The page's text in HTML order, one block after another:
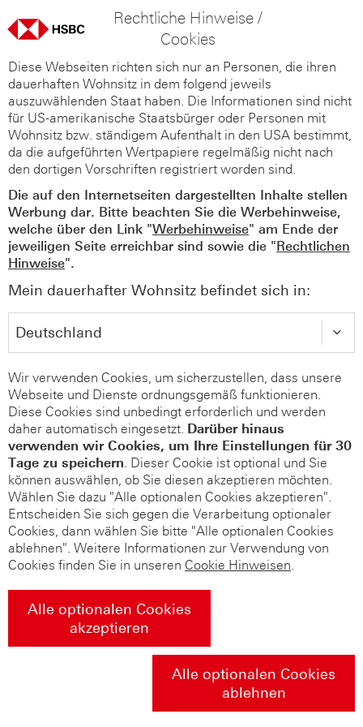
Rechtliche Hinweise /
Cookies
Diese Webseiten richten sich nur an Personen, die ihren
dauerhaften Wohnsitz in dem folgend jeweils
auszuwählenden Staat haben. Die Informationen sind nicht
für US-amerikanische Staatsbürger oder Personen mit
Wohnsitz bzw. ständigem Aufenthalt in den USA bestimmt,
da die aufgeführten Wertpapiere regelmäßig nicht nach
den dortigen Vorschriften registriert worden sind.
Die auf den Internetseiten dargestellten Inhalte stellen
Werbung dar. Bitte beachten Sie die Werbehinweise,
welche über den Link "Werbehinweise" am Ende der
jeweiligen Seite erreichbar sind sowie die "Rechtlichen
Hinweise".
Mein dauerhafter Wohnsitz befindet sich in:
Wir verwenden Cookies, um sicherzustellen, dass unsere
Webseite und Dienste ordnungsgemäß funktionieren.
Diese Cookies sind unbedingt erforderlich und werden
daher automatisch eingesetzt. Darüber hinaus
verwenden wir Cookies, um Ihre Einstellungen für 30
Tage zu speichern. Dieser Cookie ist optional und Sie
können auswählen, ob Sie diesen akzeptieren möchten.
Wählen Sie dazu "Alle optionalen Cookies akzeptieren".
Entscheiden Sie sich gegen die Verarbeitung optionaler
Cookies, dann wählen Sie bitte "Alle optionalen Cookies
ablehnen". Weitere Informationen zur Verwendung von
Cookies finden Sie in unseren Cookie Hinweisen.
Alle optionalen Cookies
akzeptieren
Alle optionalen Cookies
ablehnen